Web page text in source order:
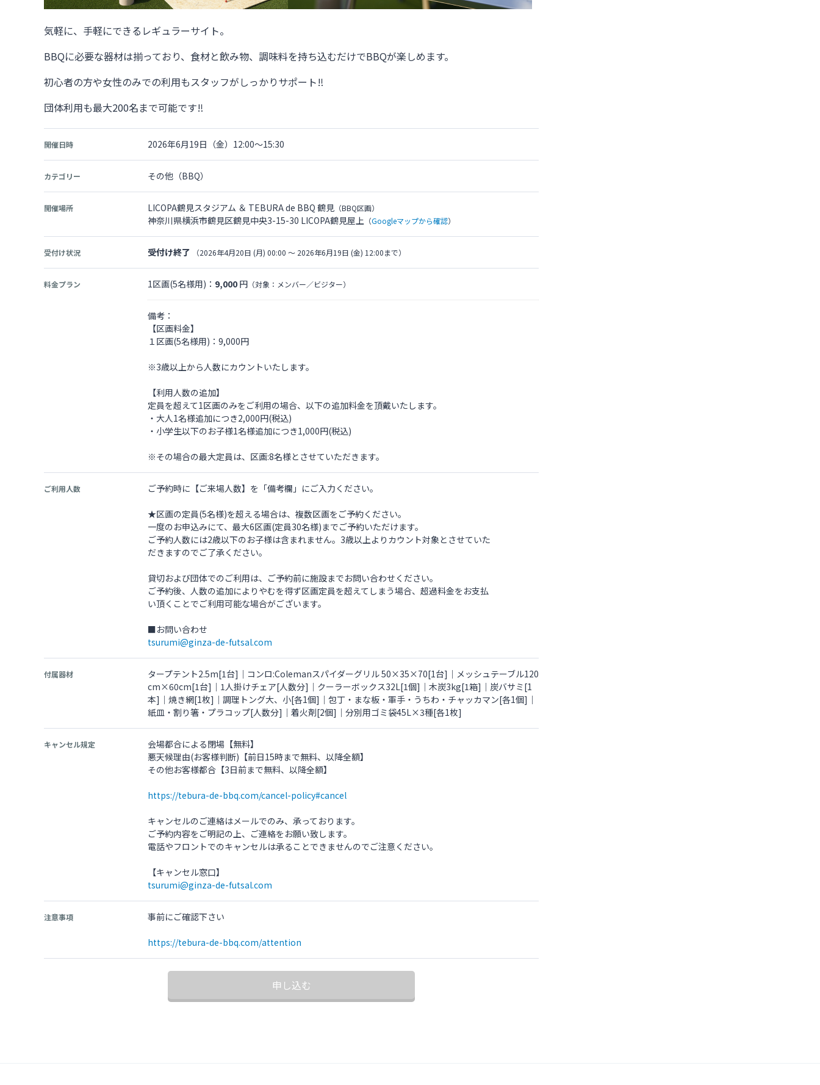
気軽に、手軽にできるレギュラーサイト。
BBQに必要な器材は揃っており、食材と飲み物、調味料を持ち込むだけでBBQが楽しめます。
初心者の方や女性のみでの利用もスタッフがしっかりサポート‼
団体利用も最大200名まで可能です‼
開催日時 2026年6月19日（金）12:00～15:30
カテゴリー その他（BBQ）
開催場所 LICOPA鶴見スタジアム ＆ TEBURA de BBQ 鶴見 （BBQ区画）
神奈川県横浜市鶴見区鶴見中央3-15-30 LICOPA鶴見屋上 （Googleマップから確認）
受付け状況 受付け終了 （2026年4月20日 (月) 00:00 〜 2026年6月19日 (金) 12:00まで）
料金プラン 1区画(5名様用)： 9,000 円 （対象：メンバー／ビジター）
備考：
【区画料金】
１区画(5名様用)：9,000円
※3歳以上から人数にカウントいたします。
【利用人数の追加】
定員を超えて1区画のみをご利用の場合、以下の追加料金を頂戴いたします。
・大人1名様追加につき2,000円(税込)
・小学生以下のお子様1名様追加につき1,000円(税込)
※その場合の最大定員は、区画:8名様とさせていただきます。
ご利用人数 ご予約時に【ご来場人数】を「備考欄」にご入力ください。
★区画の定員(5名様)を超える場合は、複数区画をご予約ください。
一度のお申込みにて、最大6区画(定員30名様)までご予約いただけます。
ご予約人数には2歳以下のお子様は含まれません。3歳以上よりカウント対象とさせていた
だきますのでご了承ください。
貸切および団体でのご利用は、ご予約前に施設までお問い合わせください。
ご予約後、人数の追加によりやむを得ず区画定員を超えてしまう場合、超過料金をお支払
い頂くことでご利用可能な場合がございます。
tsurumi@ginza-de-futsal.com
付属器材
タープテント2.5m[1台]｜コンロ:Colemanスパイダーグリル 50×35×70[1台]｜メッシュテーブル120
cm×60cm[1台]｜1人掛けチェア[人数分]｜クーラーボックス32L[1個]｜木炭3kg[1箱]｜炭バサミ[1
本]｜焼き網[1枚]｜調理トング大、小[各1個]｜包丁・まな板・軍手・うちわ・チャッカマン[各1個]｜
紙皿・割り箸・プラコップ[人数分]｜着火剤[2個]｜分別用ゴミ袋45L×3種[各1枚]
キャンセル規定
会場都合による閉場【無料】
悪天候理由(お客様判断)【前日15時まで無料、以降全額】
その他お客様都合【3日前まで無料、以降全額】
https://tebura-de-bbq.com/cancel-policy#cancel
キャンセルのご連絡はメールでのみ、承っております。
ご予約内容をご明記の上、ご連絡をお願い致します。
電話やフロントでのキャンセルは承ることできませんのでご注意ください。
tsurumi@ginza-de-futsal.com
注意事項 事前にご確認下さい
https://tebura-de-bbq.com/attention
申し込む